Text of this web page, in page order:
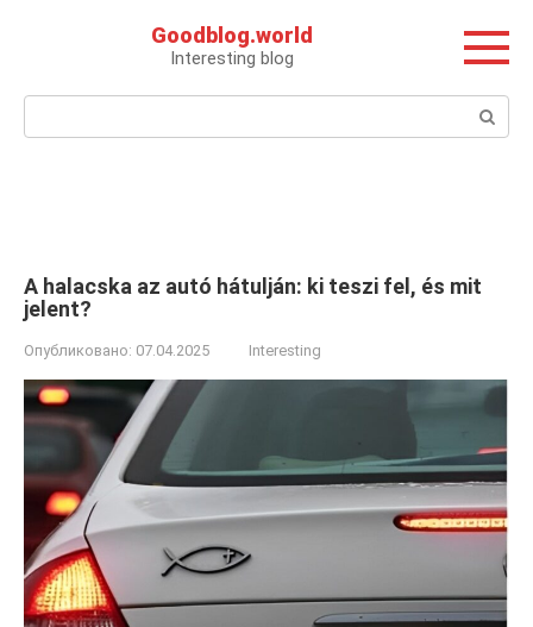
Goodblog.world
Interesting blog
Поиск:
A halacska az autó hátulján: ki teszi fel, és mit
jelent?
Опубликовано: 07.04.2025 Interesting